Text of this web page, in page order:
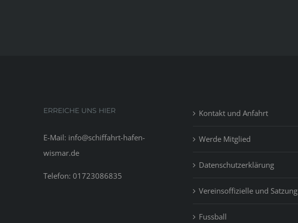
attempt
create
by,
flipping
uppers
ERREICHE UNS HIER
E-Mail: info@schiffahrt-hafen-
wismar.de
Telefon: 01723086835
Kontakt und Anfahrt
Werde Mitglied
Datenschutzerklärung
Vereinsoffizielle und Satzung
Fussball